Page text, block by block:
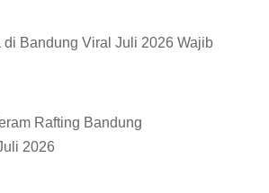
di Bandung Viral Juli 2026 Wajib
Rafting Bandung
2026